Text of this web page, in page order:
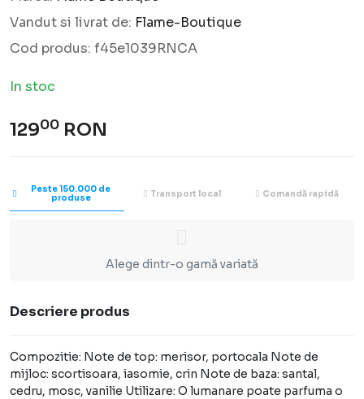
Vandut si livrat de: Flame-Boutique
Cod produs: f45e1039RNCA
In stoc
12900 RON
Peste 150.000 de
produse
Transport local Comandă rapidă
Alege dintr-o gamă variată
Descriere produs
Compozitie: Note de top: merisor, portocala Note de
mijloc: scortisoara, iasomie, crin Note de baza: santal,
cedru, mosc, vanilie Utilizare: O lumanare poate parfuma o